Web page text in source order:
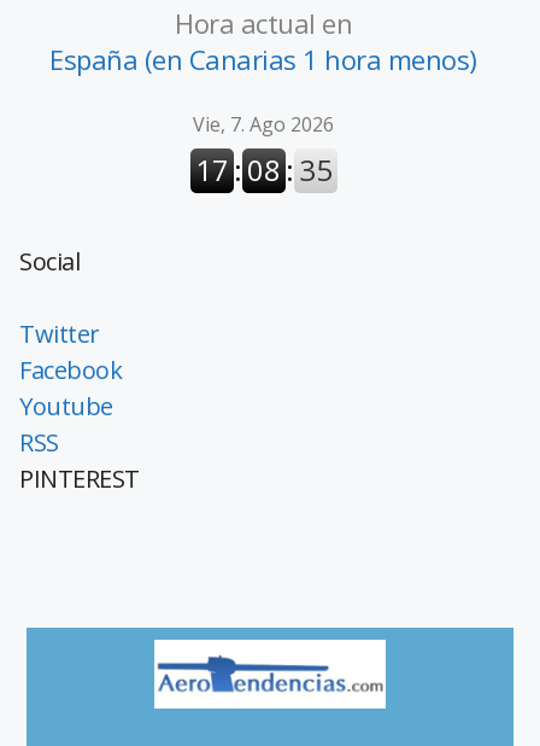
Hora actual en
España (en Canarias 1 hora menos)
Social
Twitter
Facebook
Youtube
RSS
PINTEREST